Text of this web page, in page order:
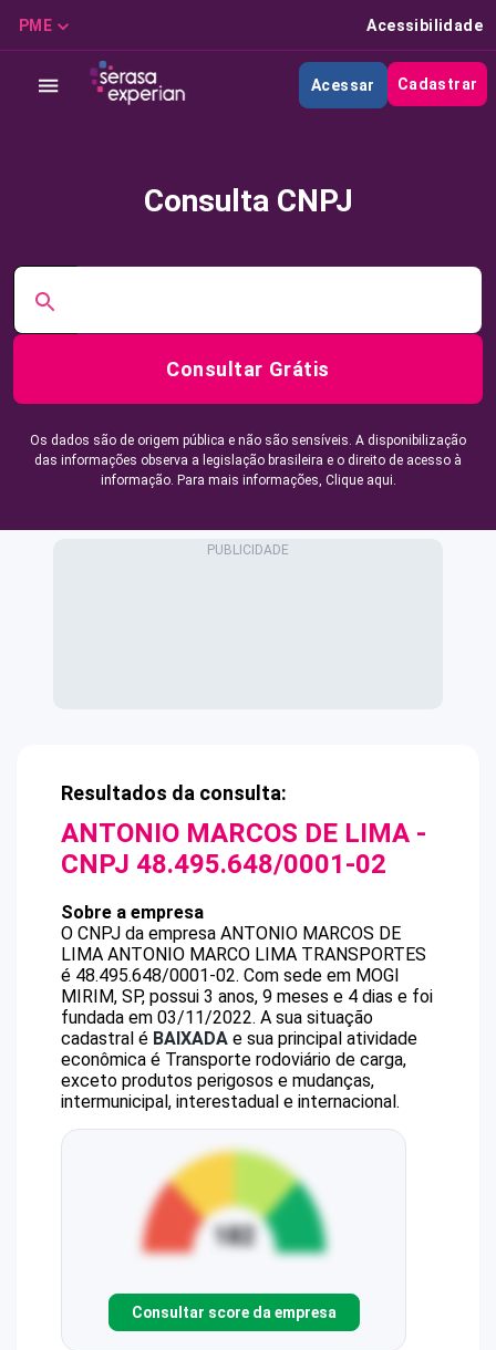
PME Acessibilidade
Acessar Cadastrar
Consulta CNPJ
Consultar Grátis
Os dados são de origem pública e não são sensíveis. A disponibilização
das informações observa a legislação brasileira e o direito de acesso à
informação. Para mais informações, Clique aqui.
Resultados da consulta:
ANTONIO MARCOS DE LIMA -
CNPJ 48.495.648/0001-02
Sobre a empresa
O CNPJ da empresa ANTONIO MARCOS DE
LIMA ANTONIO MARCO LIMA TRANSPORTES
é 48.495.648/0001-02. Com sede em MOGI
MIRIM, SP, possui 3 anos, 9 meses e 4 dias e foi
fundada em 03/11/2022. A sua situação
cadastral é BAIXADA e sua principal atividade
econômica é Transporte rodoviário de carga,
exceto produtos perigosos e mudanças,
intermunicipal, interestadual e internacional.
Consultar score da empresa